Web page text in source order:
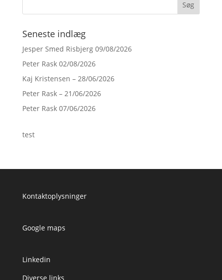
Seneste indlæg
Jesper Smed Risbjerg 09/08/2026
Peter Rask 02/08/2026
Kaj Kristensen – 28/06/2026
Peter Rask – 21/06/2026
Peter Rask 07/06/2026
test
Kontaktoplysninger
Google maps
Linkedin
Diverse links